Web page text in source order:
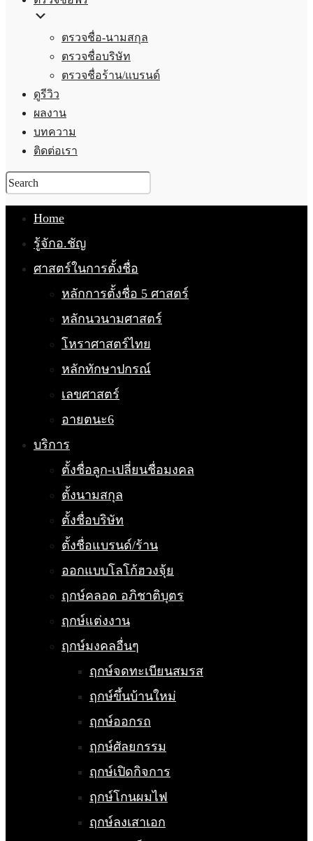
ตรวจชื่อ-นามสกุล
ตรวจชื่อบริษัท
ตรวจชื่อร้าน/แบรนด์
ดูรีวิว
ผลงาน
บทความ
ติดต่อเรา
Home
รู้จักอ.ชัญ
ศาสตร์ในการตั้งชื่อ
หลักการตั้งชื่อ 5 ศาสตร์
หลักนวนามศาสตร์
โหราศาสตร์ไทย
หลักทักษาปกรณ์
เลขศาสตร์
อายตนะ6
บริการ
ตั้งชื่อลูก-เปลี่ยนชื่อมงคล
ตั้งนามสกุล
ตั้งชื่อบริษัท
ตั้งชื่อแบรนด์/ร้าน
ออกแบบโลโก้ฮวงจุ้ย
ฤกษ์คลอด อภิชาติบุตร
ฤกษ์แต่งงาน
ฤกษ์มงคลอื่นๆ
ฤกษ์จดทะเบียนสมรส
ฤกษ์ขึ้นบ้านใหม่
ฤกษ์ออกรถ
ฤกษ์ศัลยกรรม
ฤกษ์เปิดกิจการ
ฤกษ์โกนผมไฟ
ฤกษ์ลงเสาเอก